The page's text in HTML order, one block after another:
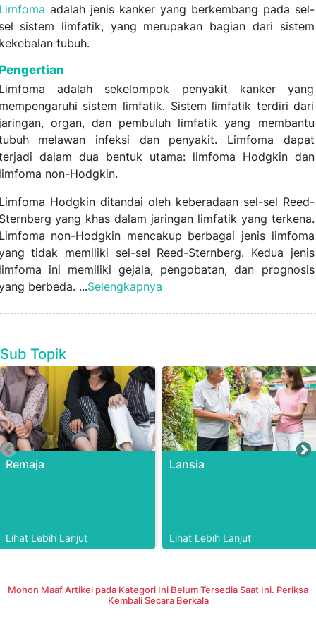
adalah jenis kanker yang berkembang pada sel-
sistem limfatik, yang merupakan bagian dari sistem
tubuh.
adalah sekelompok penyakit kanker yang
sistem limfatik. Sistem limfatik terdiri dari
organ, dan pembuluh limfatik yang membantu
melawan infeksi dan penyakit. Limfoma dapat
dalam dua bentuk utama: limfoma Hodgkin dan
non-Hodgkin.
Hodgkin ditandai oleh keberadaan sel-sel Reed-
yang khas dalam jaringan limfatik yang terkena.
non-Hodgkin mencakup berbagai jenis limfoma
tidak memiliki sel-sel Reed-Sternberg. Kedua jenis
ini memiliki gejala, pengobatan, dan prognosis
berbeda. ...Selengkapnya
Sub Topik
Remaja
Lihat Lebih Lanjut
Lansia
Lihat Lebih Lanjut
Mohon Maaf Artikel pada Kategori Ini Belum Tersedia Saat Ini. Periksa
Kembali Secara Berkala